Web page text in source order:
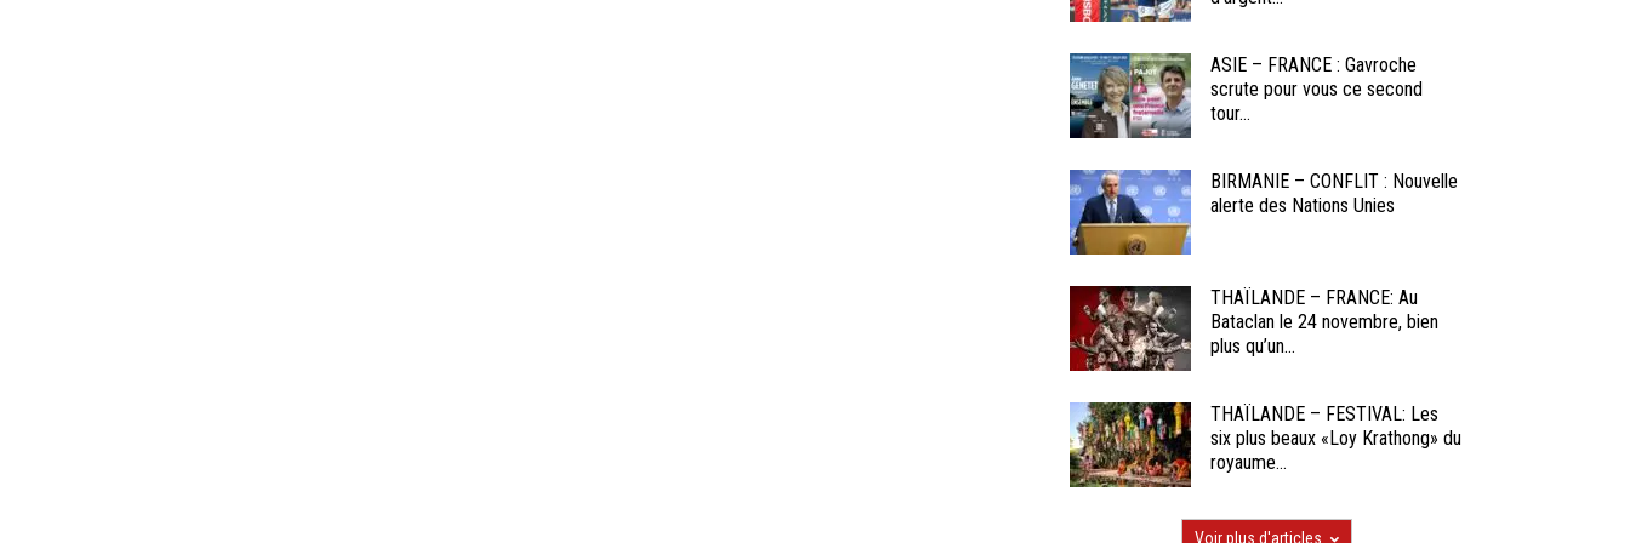
ASIE – FRANCE : Gavroche
scrute pour vous ce second
tour...
BIRMANIE – CONFLIT : Nouvelle
alerte des Nations Unies
THAÏLANDE – FRANCE: Au
Bataclan le 24 novembre, bien
plus qu’un...
THAÏLANDE – FESTIVAL: Les
six plus beaux «Loy Krathong» du
royaume...
Voir plus d'articles